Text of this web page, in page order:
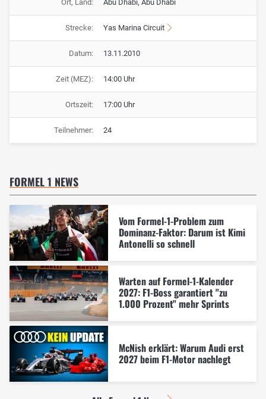
Ort, Land: Abu Dhabi, Abu Dhabi
Strecke: Yas Marina Circuit
Datum: 13.11.2010
Zeit (MEZ): 14:00 Uhr
Ortszeit: 17:00 Uhr
Teilnehmer: 24
FORMEL 1 NEWS
Vom Formel-1-Problem zum
Dominanz-Faktor: Darum ist Kimi
Antonelli so schnell
Warten auf Formel-1-Kalender
2027: F1-Boss garantiert "zu
1.000 Prozent" mehr Sprints
McNish erklärt: Warum Audi erst
2027 beim F1-Motor nachlegt